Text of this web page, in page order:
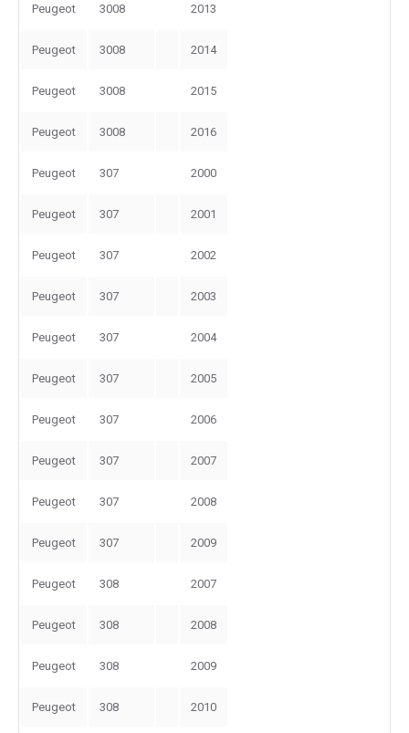
Peugeot 3008 2013
Peugeot 3008 2014
Peugeot 3008 2015
Peugeot 3008 2016
Peugeot 307 2000
Peugeot 307 2001
Peugeot 307 2002
Peugeot 307 2003
Peugeot 307 2004
Peugeot 307 2005
Peugeot 307 2006
Peugeot 307 2007
Peugeot 307 2008
Peugeot 307 2009
Peugeot 308 2007
Peugeot 308 2008
Peugeot 308 2009
Peugeot 308 2010